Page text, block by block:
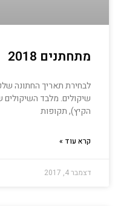
מתחתנים 2018
לבחירת תאריך החתונה
שיקולים. מלבד
הקיץ), תקופות
קרא עוד »
דצמבר 4, 2017